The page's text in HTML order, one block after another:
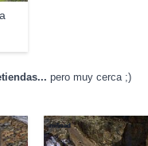
pero muy cerca ;)
mi§oad